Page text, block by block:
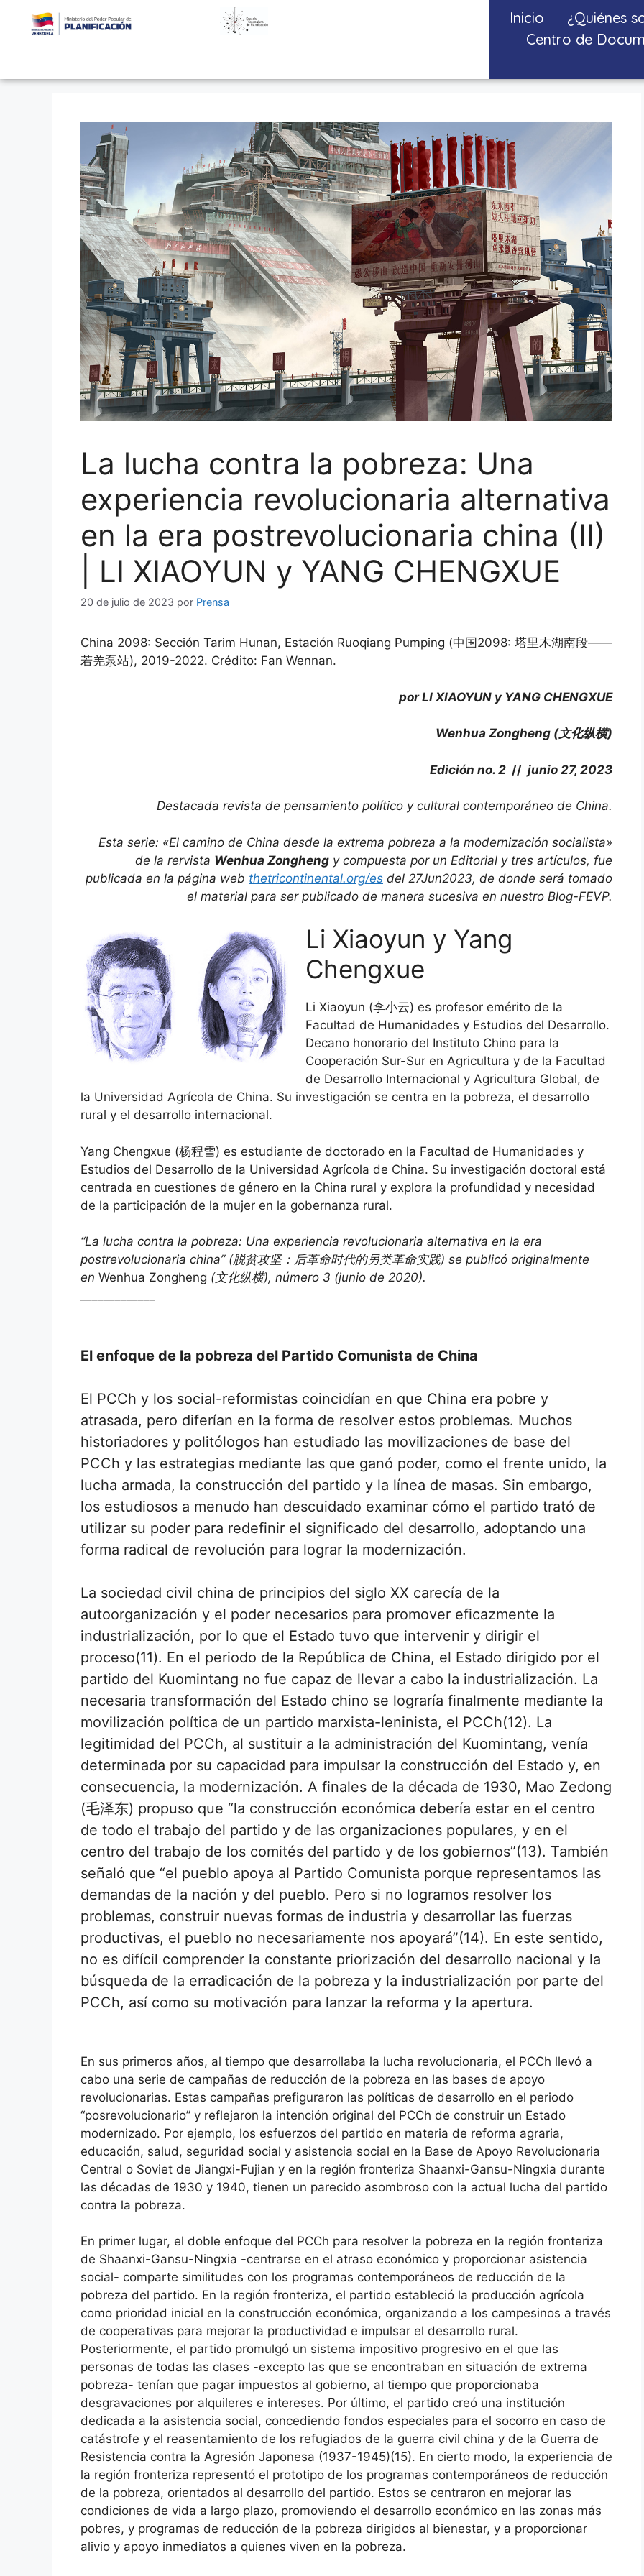
Inicio ¿Quiénes
Centro de
La lucha contra la pobreza: Una
experiencia revolucionaria alternativa
en la era postrevolucionaria china (II)
| LI XIAOYUN y YANG CHENGXUE
20 de julio de 2023 por Prensa
China 2098: Sección Tarim Hunan, Estación Ruoqiang Pumping (中国2098: 塔里木湖南段——
若羌泵站), 2019-2022. Crédito: Fan Wennan.
porLI XIAOYUN y YANG CHENGXUE
Wenhua Zongheng (文化纵横)
Edición no. 2 // junio 27, 2023
Destacada revista de pensamiento político y cultural contemporáneo de China.
Esta serie: «El camino de China desde la extrema pobreza a la modernización socialista»
de la rervista Wenhua Zongheng y compuesta por un Editorial y tres artículos, fue
publicada en la página web thetricontinental.org/es del 27Jun2023, de donde será tomado
el material para ser publicado de manera sucesiva en nuestro Blog-FEVP.
Li Xiaoyun y Yang
Chengxue
Li Xiaoyun (李小云) es profesor emérito de la
Facultad de Humanidades y Estudios del Desarrollo.
Decano honorario del Instituto Chino para la
Cooperación Sur-Sur en Agricultura y de la Facultad
de Desarrollo Internacional y Agricultura Global, de
la Universidad Agrícola de China. Su investigación se centra en la pobreza, el desarrollo
rural y el desarrollo internacional.
Yang Chengxue (杨程雪) es estudiante de doctorado en la Facultad de Humanidades y
Estudios del Desarrollo de la Universidad Agrícola de China. Su investigación doctoral está
centrada en cuestiones de género en la China rural y explora la profundidad y necesidad
de la participación de la mujer en la gobernanza rural.
“La lucha contra la pobreza: Una experiencia revolucionaria alternativa en la era
postrevolucionaria china” (脱贫攻坚：后革命时代的另类革命实践) se publicó originalmente
en Wenhua Zongheng (文化纵横), número 3 (junio de 2020).
El enfoque de la pobreza del Partido Comunista de China
El PCCh y los social-reformistas coincidían en que China era pobre y
atrasada, pero diferían en la forma de resolver estos problemas. Muchos
historiadores y politólogos han estudiado las movilizaciones de base del
PCCh y las estrategias mediante las que ganó poder, como el frente unido, la
lucha armada, la construcción del partido y la línea de masas. Sin embargo,
los estudiosos a menudo han descuidado examinar cómo el partido trató de
utilizar su poder para redefinir el significado del desarrollo, adoptando una
forma radical de revolución para lograr la modernización.
La sociedad civil china de principios del siglo XX carecía de la
autoorganización y el poder necesarios para promover eficazmente la
industrialización, por lo que el Estado tuvo que intervenir y dirigir el
proceso(11). En el periodo de la República de China, el Estado dirigido por el
partido del Kuomintang no fue capaz de llevar a cabo la industrialización. La
necesaria transformación del Estado chino se lograría finalmente mediante la
movilización política de un partido marxista-leninista, el PCCh(12). La
legitimidad del PCCh, al sustituir a la administración del Kuomintang, venía
determinada por su capacidad para impulsar la construcción del Estado y, en
consecuencia, la modernización. A finales de la década de 1930, Mao Zedong
(毛泽东) propuso que “la construcción económica debería estar en el centro
de todo el trabajo del partido y de las organizaciones populares, y en el
centro del trabajo de los comités del partido y de los gobiernos”(13). También
señaló que “el pueblo apoya al Partido Comunista porque representamos las
demandas de la nación y del pueblo. Pero si no logramos resolver los
problemas, construir nuevas formas de industria y desarrollar las fuerzas
productivas, el pueblo no necesariamente nos apoyará”(14). En este sentido,
no es difícil comprender la constante priorización del desarrollo nacional y la
búsqueda de la erradicación de la pobreza y la industrialización por parte del
PCCh, así como su motivación para lanzar la reforma y la apertura.
En sus primeros años, al tiempo que desarrollaba la lucha revolucionaria, el PCCh llevó a
cabo una serie de campañas de reducción de la pobreza en las bases de apoyo
revolucionarias. Estas campañas prefiguraron las políticas de desarrollo en el periodo
“posrevolucionario” y reflejaron la intención original del PCCh de construir un Estado
modernizado. Por ejemplo, los esfuerzos del partido en materia de reforma agraria,
educación, salud, seguridad social y asistencia social en la Base de Apoyo Revolucionaria
Central o Soviet de Jiangxi-Fujian y en la región fronteriza Shaanxi-Gansu-Ningxia durante
las décadas de 1930 y 1940, tienen un parecido asombroso con la actual lucha del partido
contra la pobreza.
En primer lugar, el doble enfoque del PCCh para resolver la pobreza en la región fronteriza
de Shaanxi-Gansu-Ningxia -centrarse en el atraso económico y proporcionar asistencia
social- comparte similitudes con los programas contemporáneos de reducción de la
pobreza del partido. En la región fronteriza, el partido estableció la producción agrícola
como prioridad inicial en la construcción económica, organizando a los campesinos a través
de cooperativas para mejorar la productividad e impulsar el desarrollo rural.
Posteriormente, el partido promulgó un sistema impositivo progresivo en el que las
personas de todas las clases -excepto las que se encontraban en situación de extrema
pobreza- tenían que pagar impuestos al gobierno, al tiempo que proporcionaba
desgravaciones por alquileres e intereses. Por último, el partido creó una institución
dedicada a la asistencia social, concediendo fondos especiales para el socorro en caso de
catástrofe y el reasentamiento de los refugiados de la guerra civil china y de la Guerra de
Resistencia contra la Agresión Japonesa (1937-1945)(15). En cierto modo, la experiencia de
la región fronteriza representó el prototipo de los programas contemporáneos de reducción
de la pobreza, orientados al desarrollo del partido. Estos se centraron en mejorar las
condiciones de vida a largo plazo, promoviendo el desarrollo económico en las zonas más
pobres, y programas de reducción de la pobreza dirigidos al bienestar, y a proporcionar
alivio y apoyo inmediatos a quienes viven en la pobreza.